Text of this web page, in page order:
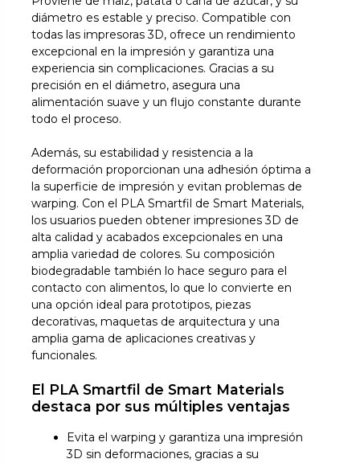
diámetro es estable y preciso. Compatible con
todas las impresoras 3D, ofrece un rendimiento
excepcional en la impresión y garantiza una
experiencia sin complicaciones. Gracias a su
precisión en el diámetro, asegura una
alimentación suave y un flujo constante durante
todo el proceso.
Además, su estabilidad y resistencia a la
deformación proporcionan una adhesión óptima a
la superficie de impresión y evitan problemas de
warping. Con el PLA Smartfil de Smart Materials,
los usuarios pueden obtener impresiones 3D de
alta calidad y acabados excepcionales en una
amplia variedad de colores. Su composición
biodegradable también lo hace seguro para el
contacto con alimentos, lo que lo convierte en
una opción ideal para prototipos, piezas
decorativas, maquetas de arquitectura y una
amplia gama de aplicaciones creativas y
funcionales.
El PLA Smartfil de Smart Materials
destaca por sus múltiples ventajas
Evita el warping y garantiza una impresión
3D sin deformaciones, gracias a su